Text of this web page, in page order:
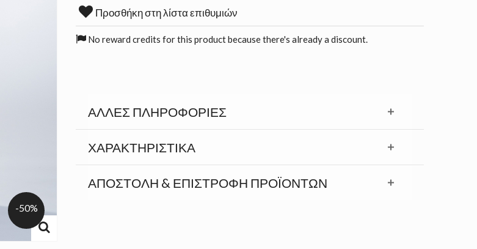
-50%
Προσθήκη στη λίστα επιθυμιών
No reward credits for this product because there's already a discount.
ΆΛΛΕΣ ΠΛΗΡΟΦΟΡΊΕΣ
ΧΑΡΑΚΤΗΡΙΣΤΙΚΆ
ΑΠΟΣΤΟΛΉ & ΕΠΙΣΤΡΟΦΉ ΠΡΟΪΟΝΤΩΝ